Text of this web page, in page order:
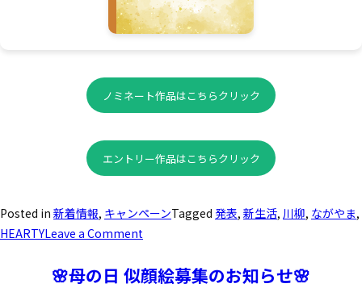
ノミネート作品はこちらクリック
エントリー作品はこちらクリック
Posted in 新着情報, キャンペーンTagged 発表, 新生活, 川柳, ながやま,
HEARTYLeave a Comment
🌸母の日 似顔絵募集のお知らせ🌸